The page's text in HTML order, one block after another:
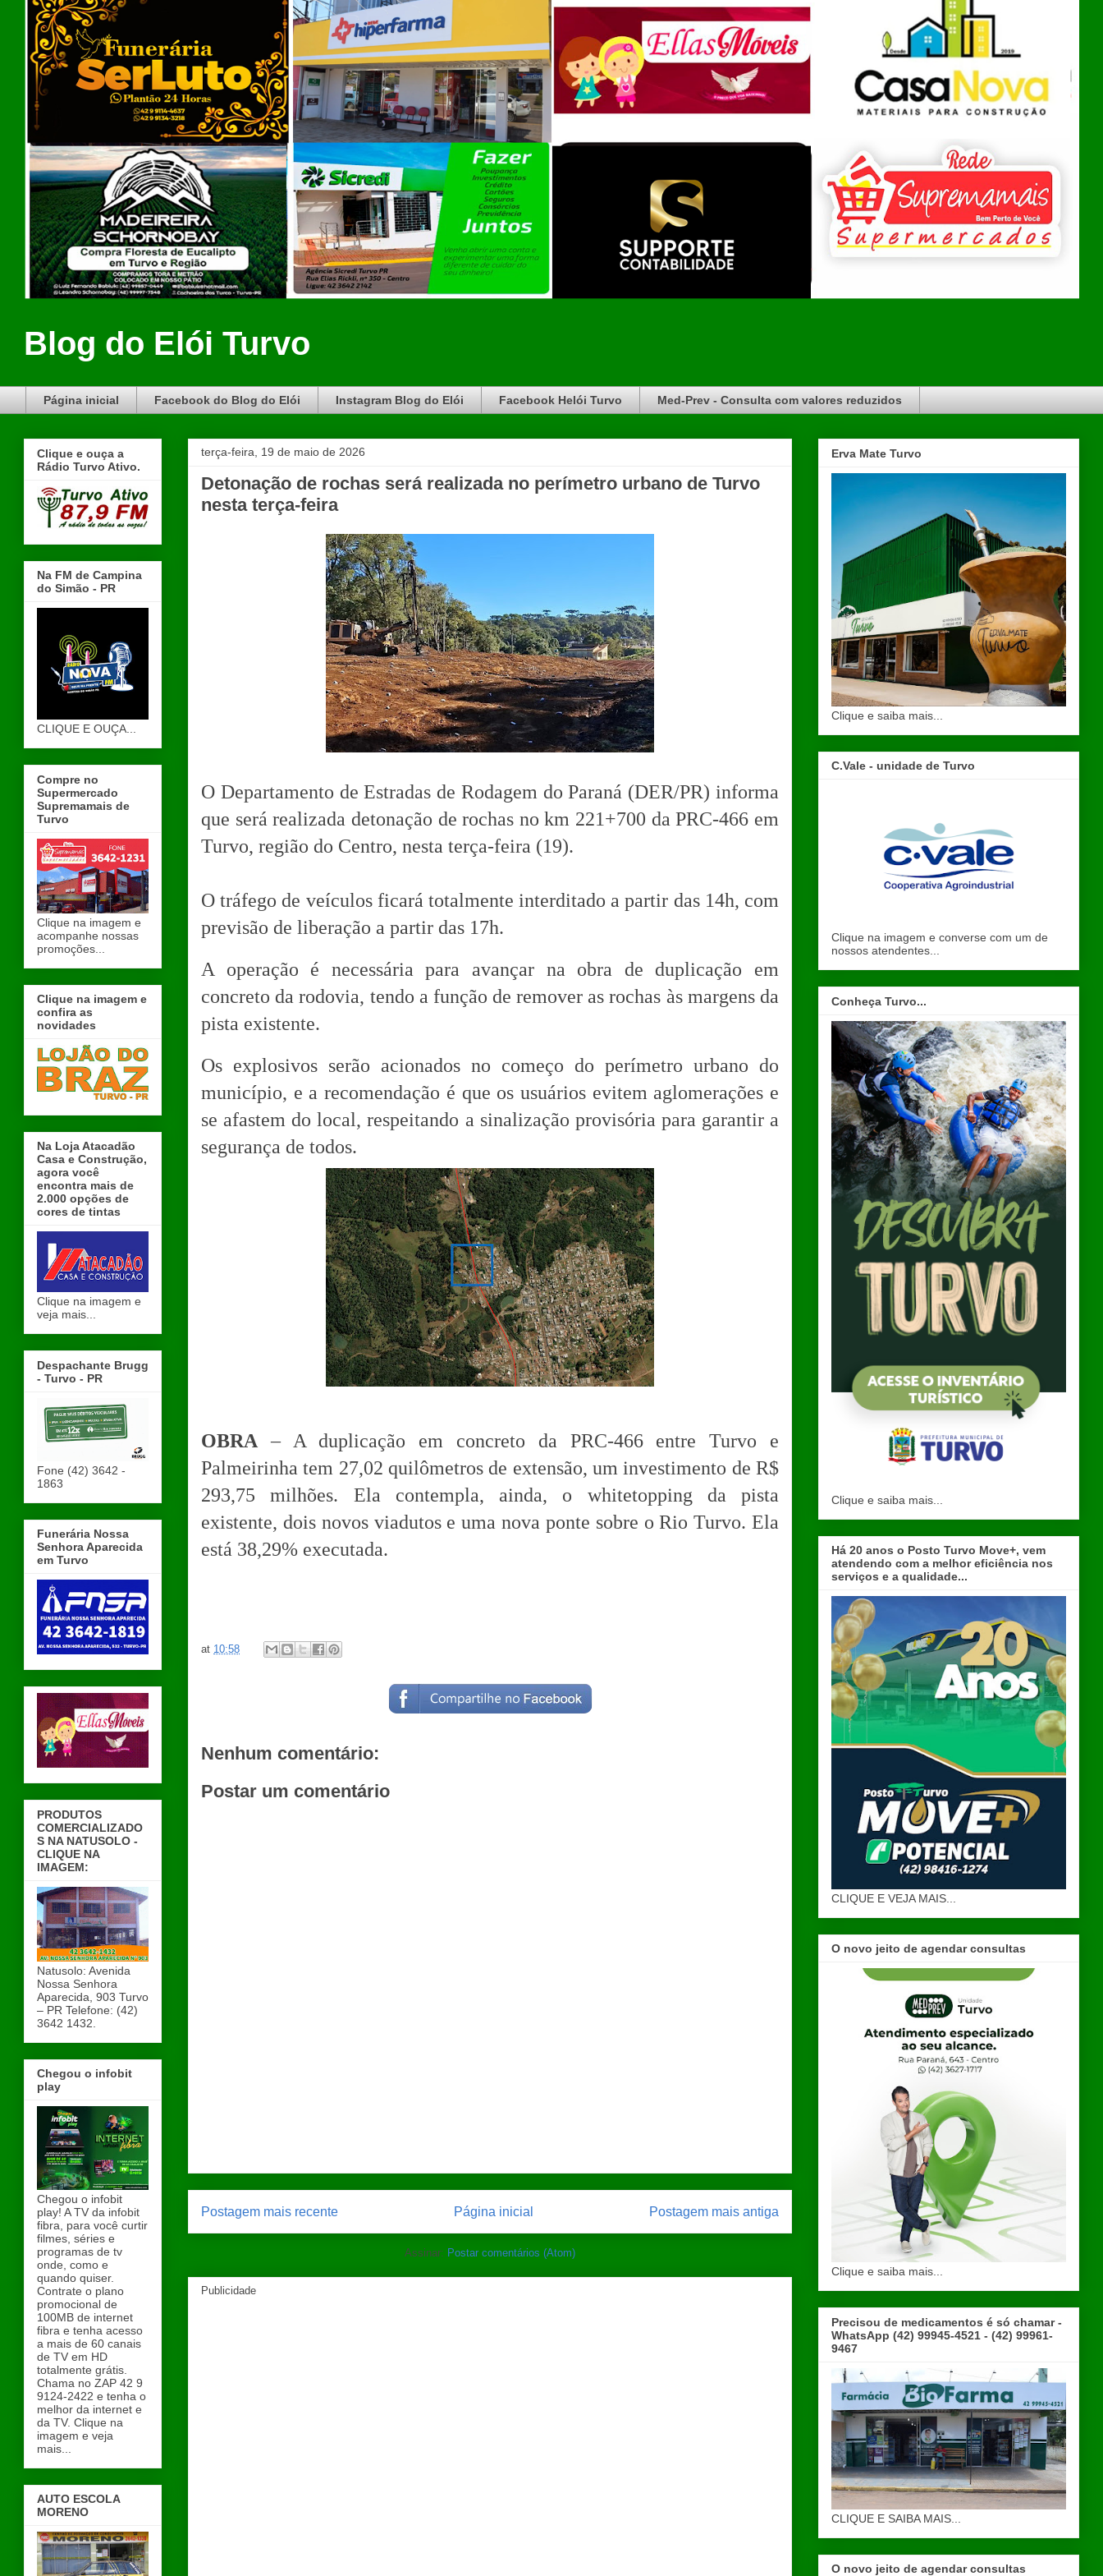
Blog do Elói Turvo
Página inicial Facebook do Blog do Elói Instagram Blog do Elói Facebook Helói Turvo Med-Prev - Consulta com valores reduzidos
terça-feira, 19 de maio de 2026
Detonação de rochas será realizada no perímetro urbano de Turvo
nesta terça-feira
O Departamento de Estradas de Rodagem do Paraná (DER/PR) informa
que será realizada detonação de rochas no km 221+700 da PRC-466 em
Turvo, região do Centro, nesta terça-feira (19).
O tráfego de veículos ficará totalmente interditado a partir das 14h, com
previsão de liberação a partir das 17h.
A operação é necessária para avançar na obra de duplicação em
concreto da rodovia, tendo a função de remover as rochas às margens da
pista existente.
Os explosivos serão acionados no começo do perímetro urbano do
município, e a recomendação é que os usuários evitem aglomerações e
se afastem do local, respeitando a sinalização provisória para garantir a
segurança de todos.
OBRA– A duplicação em concreto da PRC-466 entre Turvo e
Palmeirinha tem 27,02 quilômetros de extensão, um investimento de R$
293,75 milhões. Ela contempla, ainda, o whitetopping da pista
existente, dois novos viadutos e uma nova ponte sobre o Rio Turvo. Ela
está 38,29% executada.
at 10:58
Nenhum comentário:
Postar um comentário
Postagem mais recente Postagem mais antiga
Página inicial
Assinar: Postar comentários (Atom)
Publicidade
Clique e ouça a
Rádio Turvo Ativo.
Na FM de Campina
do Simão - PR
CLIQUE E OUÇA...
Compre no
Supermercado
Supremamais de
Turvo
Clique na imagem e
acompanhe nossas
promoções...
Clique na imagem e
confira as
novidades
Na Loja Atacadão
Casa e Construção,
agora você
encontra mais de
2.000 opções de
cores de tintas
Clique na imagem e
veja mais...
Despachante Brugg
- Turvo - PR
Fone (42) 3642 -
1863
Funerária Nossa
Senhora Aparecida
em Turvo
PRODUTOS
COMERCIALIZADO
S NA NATUSOLO -
CLIQUE NA
IMAGEM:
Natusolo: Avenida
Nossa Senhora
Aparecida, 903 Turvo
– PR Telefone: (42)
3642 1432.
Chegou o infobit
play
Chegou o infobit
play! A TV da infobit
fibra, para você curtir
filmes, séries e
programas de tv
onde, como e
quando quiser.
Contrate o plano
promocional de
100MB de internet
fibra e tenha acesso
a mais de 60 canais
de TV em HD
totalmente grátis.
Chama no ZAP 42 9
9124-2422 e tenha o
melhor da internet e
da TV. Clique na
imagem e veja
mais...
AUTO ESCOLA
MORENO
Erva Mate Turvo
Clique e saiba mais...
C.Vale - unidade de Turvo
Clique na imagem e converse com um de
nossos atendentes...
Conheça Turvo...
Clique e saiba mais...
Há 20 anos o Posto Turvo Move+, vem
atendendo com a melhor eficiência nos
serviços e a qualidade...
CLIQUE E VEJA MAIS...
O novo jeito de agendar consultas
Clique e saiba mais...
Precisou de medicamentos é só chamar -
WhatsApp (42) 99945-4521 - (42) 99961-
9467
CLIQUE E SAIBA MAIS...
O novo jeito de agendar consultas